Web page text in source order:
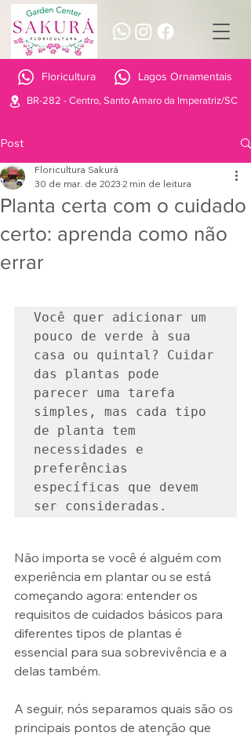
BR-282 - Centro, Santo Amaro da Imperatriz/SC
Floricultura Lagos Ornamentais
Post
Planta certa com o cuidado
certo: aprenda como não
errar
Floricultura Sakurá
30 de mar. de 2023 2 min de leitura
Você quer adicionar um
pouco de verde à sua
casa ou quintal? Cuidar
das plantas pode
parecer uma tarefa
simples, mas cada tipo
de planta tem
necessidades e
preferências
específicas que devem
Não importa se você é alguém com
experiência em plantar ou se está
começando agora: entender os
requisitos de cuidados básicos para
diferentes tipos de plantas é
essencial para sua sobrevivência e a
delas também.
A seguir, nós separamos quais são os
principais pontos de atenção que